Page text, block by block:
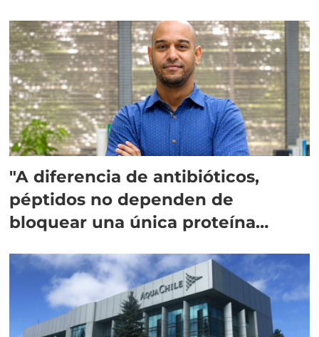
"A diferencia de antibióticos,
péptidos no dependen de
bloquear una única proteína